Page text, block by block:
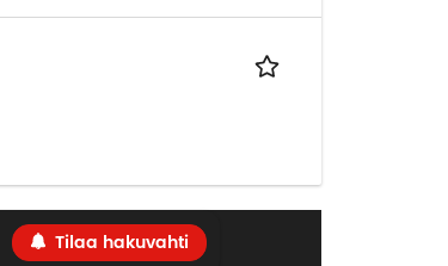
Tilaa hakuvahti